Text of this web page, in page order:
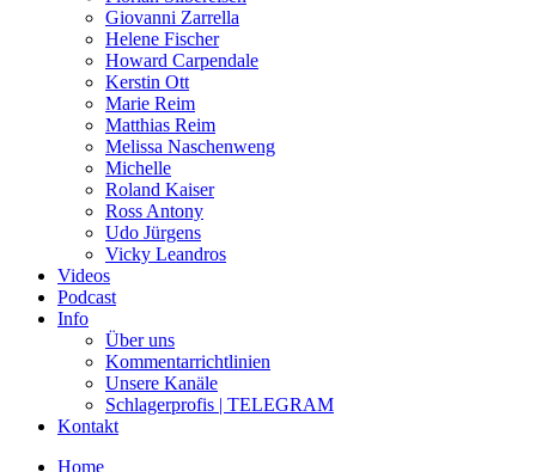
Giovanni Zarrella
Helene Fischer
Howard Carpendale
Kerstin Ott
Marie Reim
Matthias Reim
Melissa Naschenweng
Michelle
Roland Kaiser
Ross Antony
Udo Jürgens
Vicky Leandros
Videos
Podcast
Info
Über uns
Kommentarrichtlinien
Unsere Kanäle
Schlagerprofis | TELEGRAM
Kontakt
Home